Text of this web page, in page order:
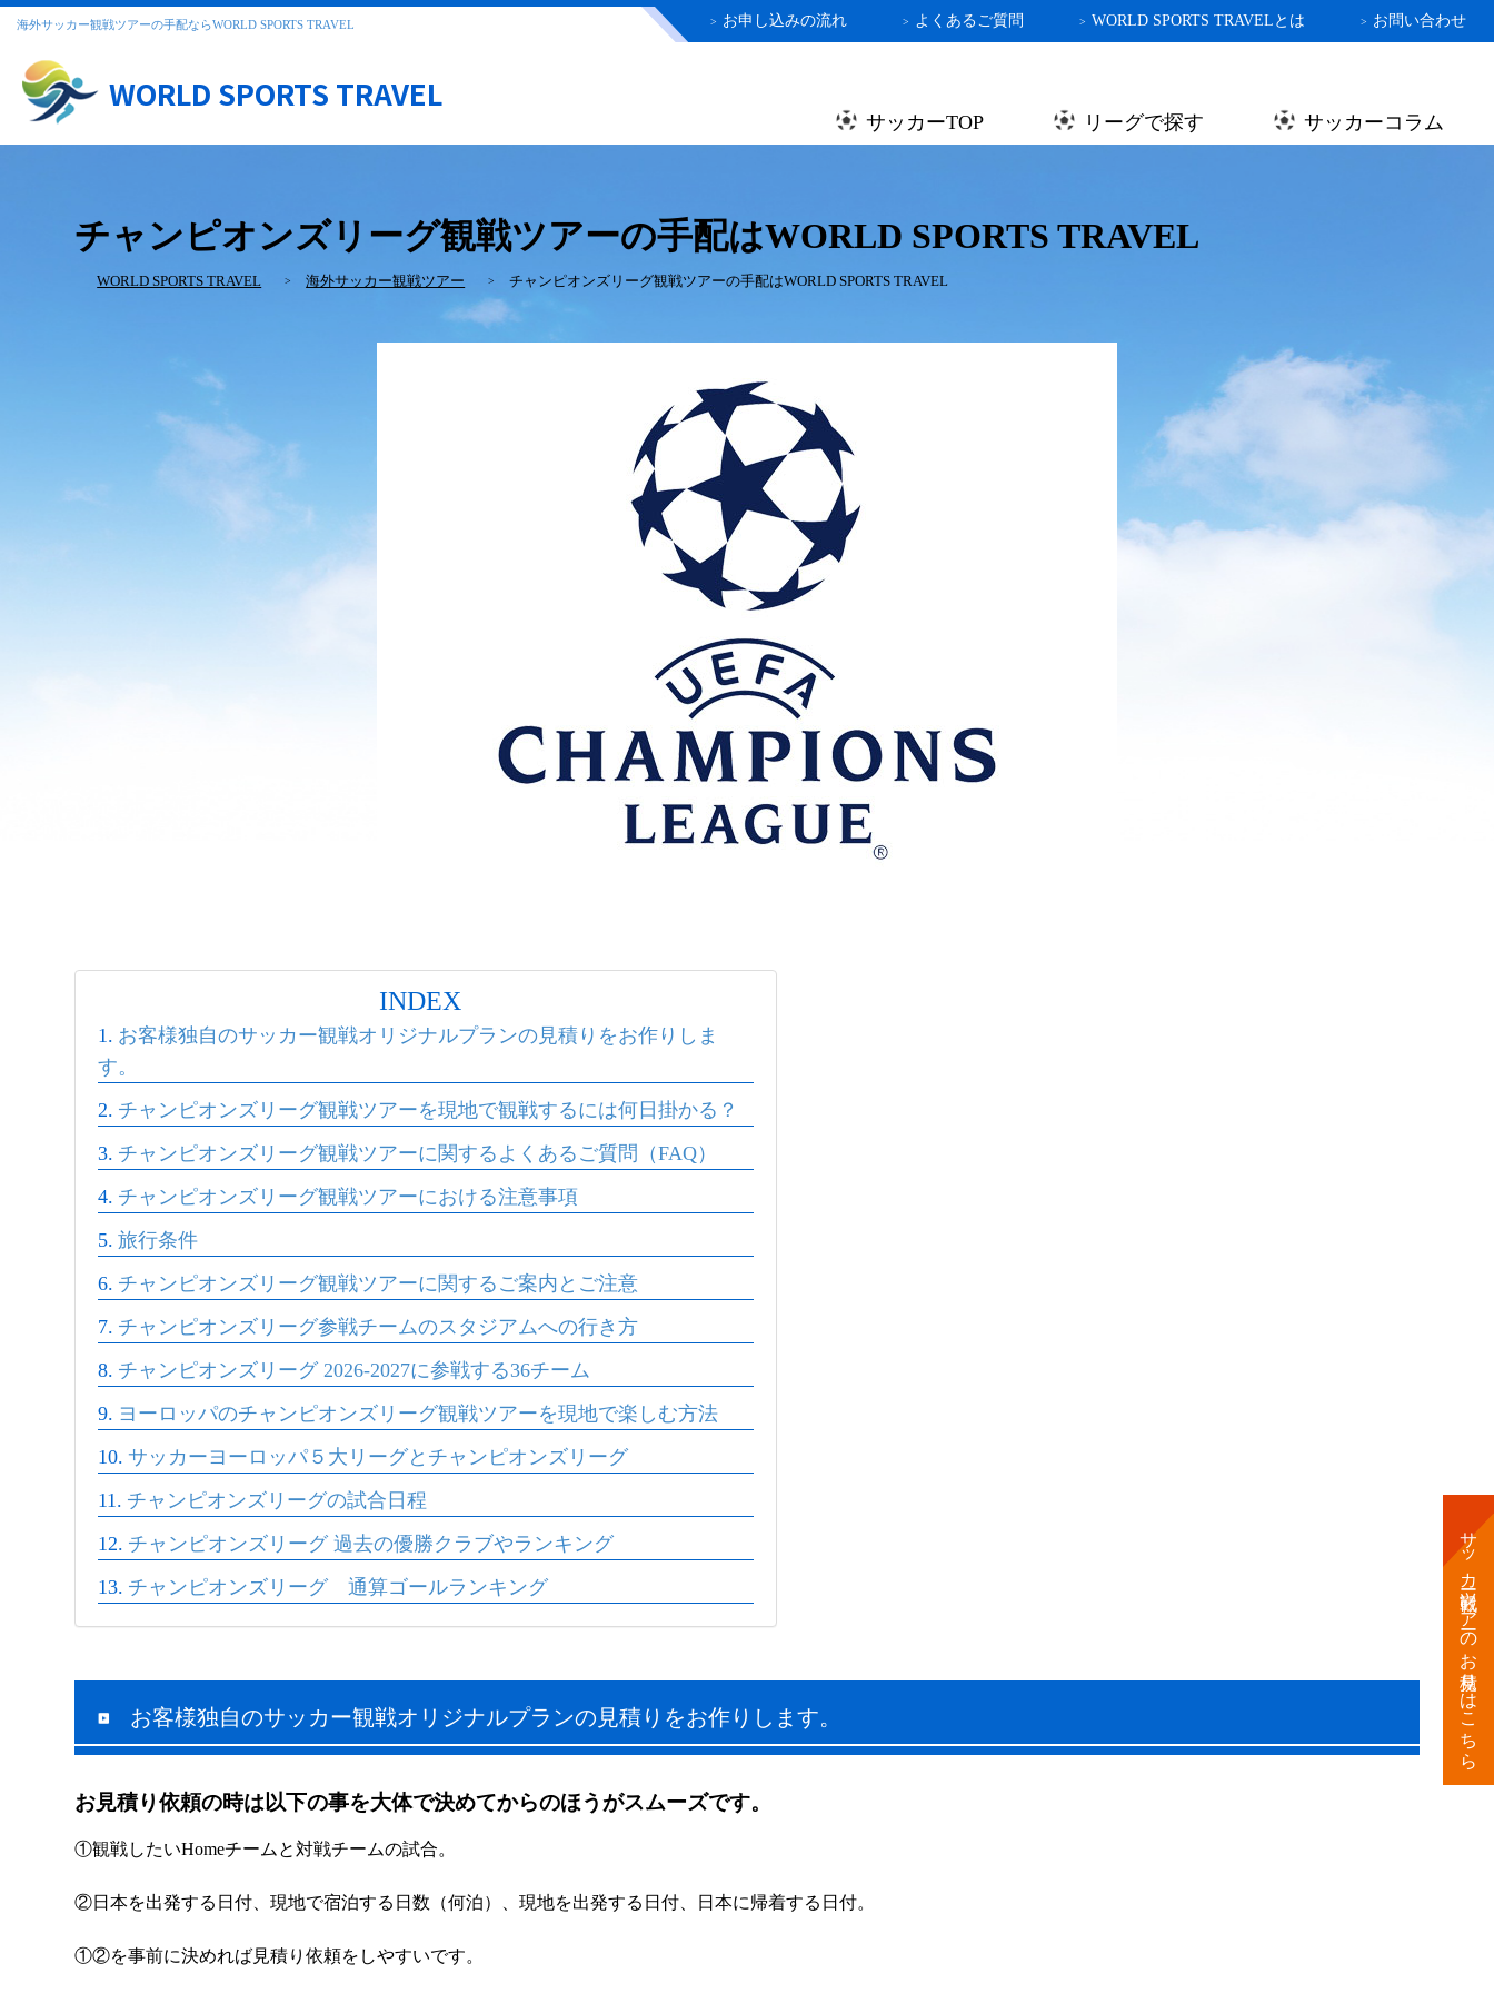
海外サッカー観戦ツアーの手配ならWORLD SPORTS TRAVEL > お申し込みの流れ > よくあるご質問 > WORLD SPORTS TRAVELとは > お問い合わせ
WORLD SPORTS TRAVEL
サッカーTOP リーグで探す サッカーコラム
サッカー観戦
ツアーのお見積りはこちら
チャンピオンズリーグ観戦ツアーの手配はWORLD SPORTS TRAVEL
WORLD SPORTS TRAVEL 海外サッカー観戦ツアー チャンピオンズリーグ観戦ツアーの手配はWORLD SPORTS TRAVEL
INDEX
お客様独自のサッカー観戦オリジナルプランの見積りをお作りしま
す。
チャンピオンズリーグ観戦ツアーを現地で観戦するには何日掛かる？
チャンピオンズリーグ観戦ツアーに関するよくあるご質問（FAQ）
チャンピオンズリーグ観戦ツアーにおける注意事項
旅行条件
チャンピオンズリーグ観戦ツアーに関するご案内とご注意
チャンピオンズリーグ参戦チームのスタジアムへの行き方
チャンピオンズリーグ 2026-2027に参戦する36チーム
ヨーロッパのチャンピオンズリーグ観戦ツアーを現地で楽しむ方法
サッカーヨーロッパ５大リーグとチャンピオンズリーグ
チャンピオンズリーグの試合日程
チャンピオンズリーグ 過去の優勝クラブやランキング
チャンピオンズリーグ 通算ゴールランキング
お客様独自のサッカー観戦オリジナルプランの見積りをお作りします。
お見積り依頼の時は以下の事を大体で決めてからのほうがスムーズです。
①観戦したいHomeチームと対戦チームの試合。
②日本を出発する日付、現地で宿泊する日数（何泊）、現地を出発する日付、日本に帰着する日付。
①②を事前に決めれば見積り依頼をしやすいです。